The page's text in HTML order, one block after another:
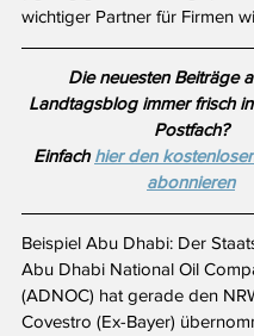
wichtiger Partner für Firmen
Die neuesten Beiträge
Landtagsblog immer frisch
Postfach?
Einfach hier den
abonnieren
Beispiel Abu Dhabi: Der
Abu Dhabi National Oil
(ADNOC) hat gerade den
Covestro (Ex-Bayer)